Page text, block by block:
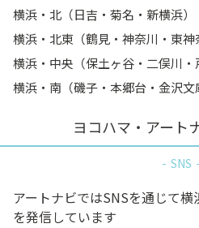
横浜・北（日吉・菊名・新横浜）
横浜・北東（鶴見・神奈川・東神
横浜・中央（保土ヶ谷・二俣川・
横浜・南（磯子・本郷台・金沢文
ヨコハマ・アート
SNS
アートナビではSNSを通じて
を発信しています